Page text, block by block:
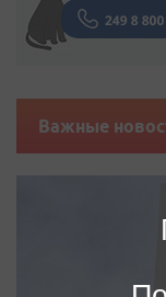
Важные